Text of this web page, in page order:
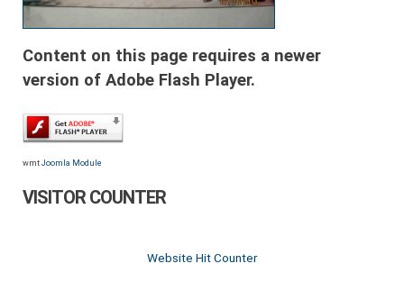
Content on this page requires a newer
version of Adobe Flash Player.
wmt Joomla Module
VISITOR COUNTER
Website Hit Counter